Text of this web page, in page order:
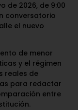
de 2026, de 9:00
conversatorio
el nuevo
de menor
y el régimen
reales de
para redactar
entre